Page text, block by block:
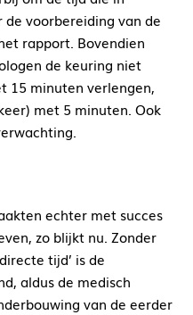
voorbereiding van de
rapport. Bovendien
de keuring niet
15 minuten verlengen,
met 5 minuten. Ook
echter met succes
zo blijkt nu. Zonder
tijd’ is de
aldus de medisch
van de eerder